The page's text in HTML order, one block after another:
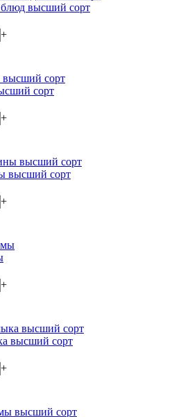
высший сорт
+
сорт
+
высший сорт
+
+
высший сорт
+